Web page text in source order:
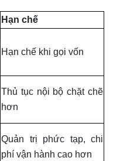
Hạn chế
Hạn chế khi gọi vốn
Thủ tục nội bộ chặt chẽ
hơn
Quản trị phức tạp, chi
phí vận hành cao hơn